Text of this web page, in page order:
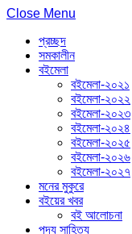
Close Menu
প্রচ্ছদ
সমকালীন
বইমেলা
বইমেলা-২০২১
বইমেলা-২০২২
বইমেলা-২০২৩
বইমেলা-২০২৪
বইমেলা-২০২৫
বইমেলা-২০২৬
বইমেলা-২০২৭
মনের মুকুরে
বইয়ের খবর
বই আলোচনা
পদ্য সাহিত্য